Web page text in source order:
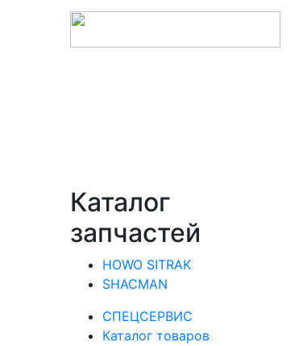
Каталог
запчастей
HOWO SITRAK
SHACMAN
СПЕЦСЕРВИС
Каталог товаров